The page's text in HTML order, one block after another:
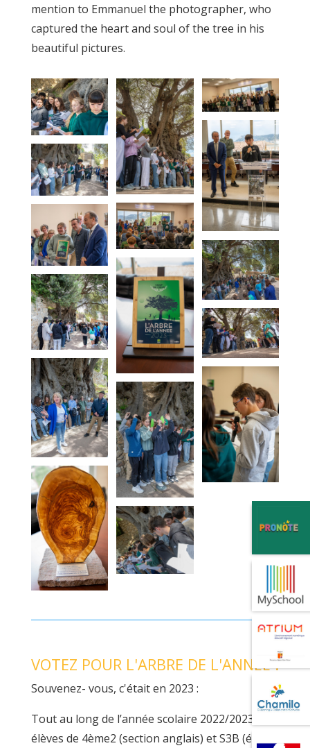
mention to Emmanuel the photographer, who
captured the heart and soul of the tree in his
beautiful pictures.
VOTEZ POUR L'ARBRE DE L'ANNEE !
Souvenez- vous, c'était en 2023 :
Tout au long de l’année scolaire 2022/2023, les
élèves de 4ème2 (section anglais) et S3B (école